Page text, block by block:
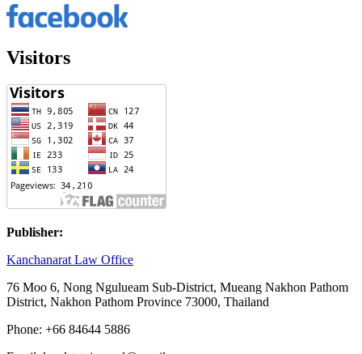
Visitors
Publisher:
Kanchanarat Law Office
76 Moo 6, Nong Ngulueam Sub-District, Mueang Nakhon Pathom
District, Nakhon Pathom Province 73000, Thailand
Phone: +66 84644 5886